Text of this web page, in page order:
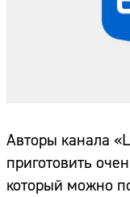
Авторы канала
приготовить
который можно